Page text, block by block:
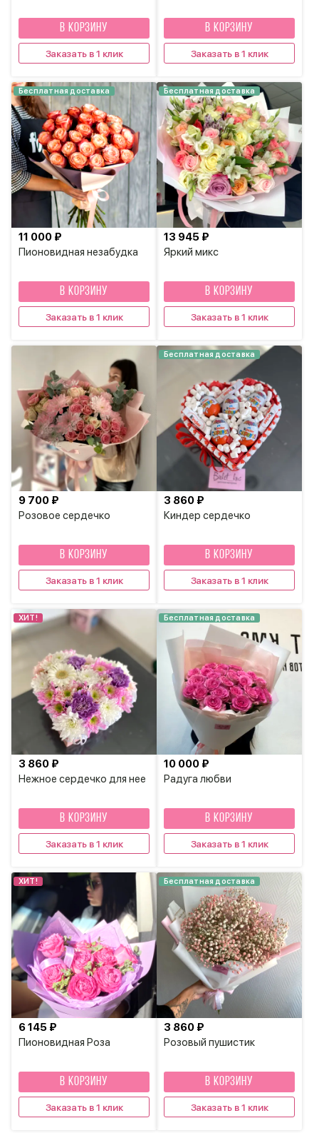
В КОРЗИНУ
Заказать в 1 клик
В КОРЗИНУ
Заказать в 1 клик
Бесплатная доставка
Пионовидная незабудка
11 000 ₽
В КОРЗИНУ
Заказать в 1 клик
Бесплатная доставка
Яркий микс
13 945 ₽
В КОРЗИНУ
Заказать в 1 клик
Розовое сердечко
9 700 ₽
В КОРЗИНУ
Заказать в 1 клик
Бесплатная доставка
Киндер сердечко
3 860 ₽
В КОРЗИНУ
Заказать в 1 клик
ХИТ!
Нежное сердечко для нее
3 860 ₽
В КОРЗИНУ
Заказать в 1 клик
Бесплатная доставка
Радуга любви
10 000 ₽
В КОРЗИНУ
Заказать в 1 клик
ХИТ!
Пионовидная Роза
6 145 ₽
В КОРЗИНУ
Заказать в 1 клик
Бесплатная доставка
Розовый пушистик
3 860 ₽
В КОРЗИНУ
Заказать в 1 клик